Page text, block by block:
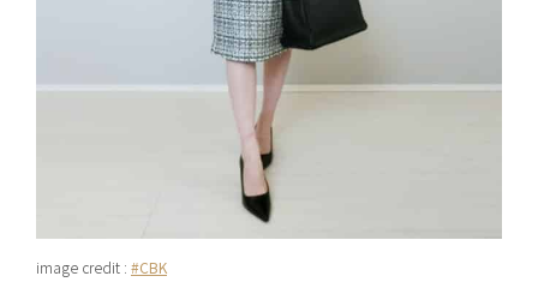
image credit : #CBK